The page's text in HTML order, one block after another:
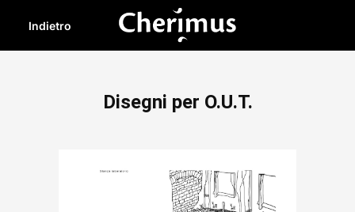
Indietro
Disegni per O.U.T.